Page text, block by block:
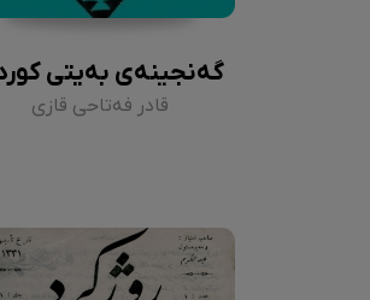
گەنجینەی بەیتی
قادر فەتاحی قازی